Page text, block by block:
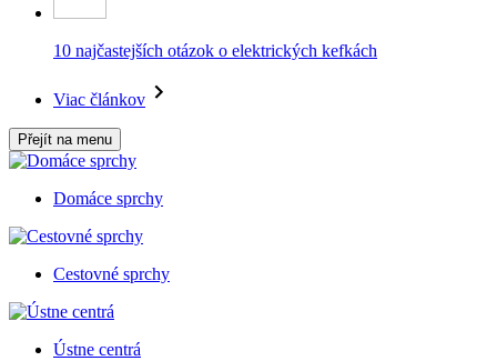
10 najčastejších otázok o elektrických kefkách
Viac článkov
Přejít na menu
Domáce sprchy
Cestovné sprchy
Ústne centrá